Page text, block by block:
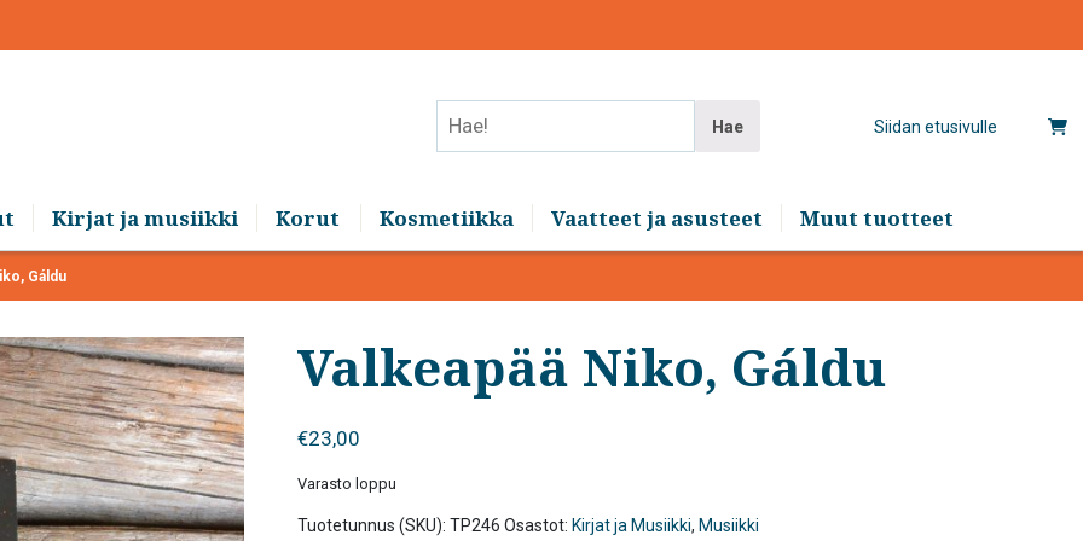
Siidan etusivulle
Hae
Kirjat ja musiikki Korut Kosmetiikka Vaatteet ja asusteet Muut tuotteet
Gáldu
Valkeapää Niko, Gáldu
€23,00
Varasto loppu
Tuotetunnus (SKU): TP246 Osastot: Kirjat ja Musiikki, Musiikki